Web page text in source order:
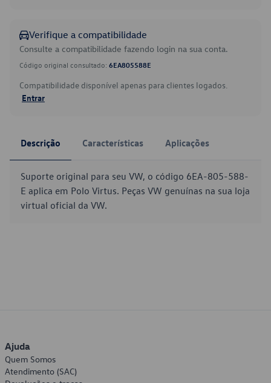
Verifique a compatibilidade
Consulte a compatibilidade fazendo login na sua conta.
Código original consultado: 6EA805588E
Compatibilidade disponível apenas para clientes logados.
Entrar
Descrição Características Aplicações
Suporte original para seu VW, o código 6EA-805-588-
E aplica em Polo Virtus. Peças VW genuínas na sua loja
virtual oficial da VW.
Ajuda
Quem Somos
Atendimento (SAC)